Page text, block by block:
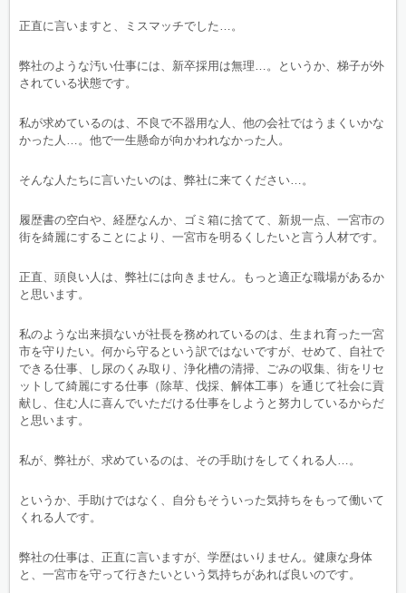
正直に言いますと、ミスマッチでした…。
弊社のような汚い仕事には、新卒採用は無理…。というか、梯子が外
されている状態です。
私が求めているのは、不良で不器用な人、他の会社ではうまくいかな
かった人…。他で一生懸命が向かわれなかった人。
そんな人たちに言いたいのは、弊社に来てください…。
履歴書の空白や、経歴なんか、ゴミ箱に捨てて、新規一点、一宮市の
街を綺麗にすることにより、一宮市を明るくしたいと言う人材です。
正直、頭良い人は、弊社には向きません。もっと適正な職場があるか
と思います。
私のような出来損ないが社長を務めれているのは、生まれ育った一宮
市を守りたい。何から守るという訳ではないですが、せめて、自社で
できる仕事、し尿のくみ取り、浄化槽の清掃、ごみの収集、街をリセ
ットして綺麗にする仕事（除草、伐採、解体工事）を通じて社会に貢
献し、住む人に喜んでいただける仕事をしようと努力しているからだ
と思います。
私が、弊社が、求めているのは、その手助けをしてくれる人…。
というか、手助けではなく、自分もそういった気持ちをもって働いて
くれる人です。
弊社の仕事は、正直に言いますが、学歴はいりません。健康な身体
と、一宮市を守って行きたいという気持ちがあれば良いのです。